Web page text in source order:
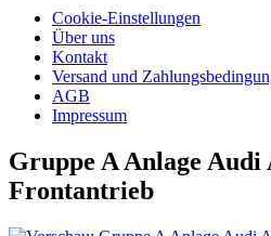
Cookie-Einstellungen
Über uns
Kontakt
Versand und
AGB
Impressum
Gruppe A Anlage Audi
Frontantrieb